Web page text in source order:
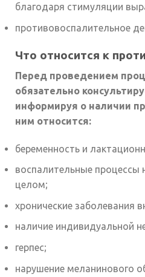
благодаря стимуляции
противовоспалительное
Что относится к
Перед проведением
обязательно
информируя о наличии
ним относится:
беременность и
воспалительные процессы
целом;
хронические заболевания
наличие индивидуальной
герпес;
нарушение меланинового